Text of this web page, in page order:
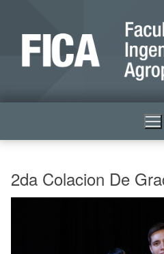
2da Colacion De